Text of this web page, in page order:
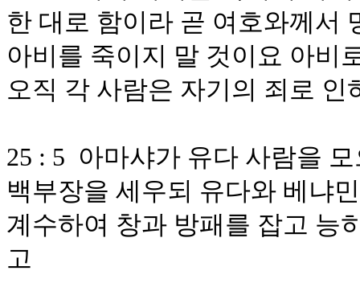
한 대로 함이라 곧 여호와께서
아비를 죽이지 말 것이요 아비
오직 각 사람은 자기의 죄로
25 : 5 아마샤가 유다 사람을
백부장을 세우되 유다와 베냐
계수하여 창과 방패를 잡고 능
고